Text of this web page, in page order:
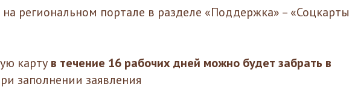
на региональном портале в разделе «Поддержка» – «Соцкарты
карту в течение 16 рабочих дней можно будет забрать в
заполнении заявления